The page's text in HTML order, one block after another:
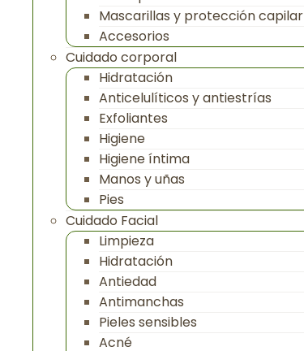
Mascarillas y protección capilar
Accesorios
Cuidado corporal
Hidratación
Anticelulíticos y antiestrías
Exfoliantes
Higiene
Higiene íntima
Manos y uñas
Pies
Cuidado Facial
Limpieza
Hidratación
Antiedad
Antimanchas
Pieles sensibles
Acné